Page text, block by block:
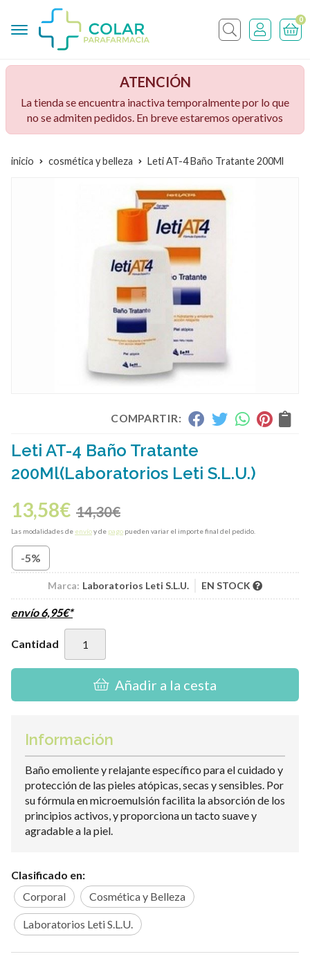
Buscar
0
ATENCIÓN
La tienda se encuentra inactiva temporalmente por lo que
no se admiten pedidos. En breve estaremos operativos
inicio cosmética y belleza Leti AT-4 Baño Tratante 200Ml
COMPARTIR:
Leti AT-4 Baño Tratante
200Ml(Laboratorios Leti S.L.U.)
13,58€ 14,30€
Las modalidades de envíoy de pago pueden variar el importe final del pedido.
-5%
Marca: Laboratorios Leti S.L.U. EN STOCK
envío6,95€*
Cantidad
Añadir a la cesta
Información
Baño emoliente y relajante específico para el cuidado y
protección de las pieles atópicas, secas y sensibles. Por
su fórmula en microemulsión facilita la absorción de los
principios activos, y proporciona un tacto suave y
agradable a la piel.
Clasificado en:
Corporal
Cosmética y Belleza
Laboratorios Leti S.L.U.